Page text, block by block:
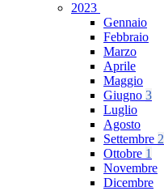
2023
Gennaio
Febbraio
Marzo
Aprile
Maggio
Giugno 3
Luglio
Agosto
Settembre 2
Ottobre 1
Novembre
Dicembre